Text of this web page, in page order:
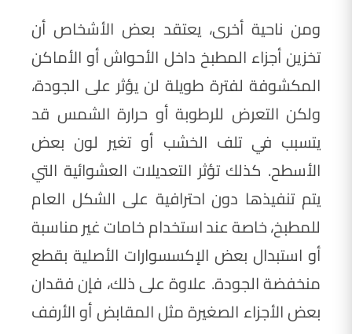
ومن ناحية أخرى، يعتقد بعض الأشخاص أن
تخزين أجزاء المطبخ داخل الأحواش أو الأماكن
المكشوفة لفترة طويلة لن يؤثر على الجودة،
ولكن التعرض للرطوبة أو حرارة الشمس قد
يتسبب في تلف الخشب أو تغير لون بعض
الأسطح. كذلك تؤثر التعديلات العشوائية التي
يتم تنفيذها دون احترافية على الشكل العام
للمطبخ، خاصة عند استخدام خامات غير مناسبة
أو استبدال بعض الإكسسوارات الأصلية بقطع
منخفضة الجودة. علاوة على ذلك، فإن فقدان
بعض الأجزاء الصغيرة مثل المقابض أو الأرفف